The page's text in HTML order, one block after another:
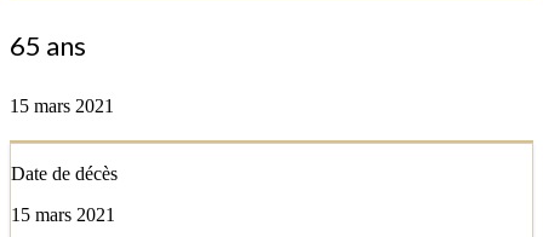
65 ans
15 mars 2021
Date de décès
15 mars 2021